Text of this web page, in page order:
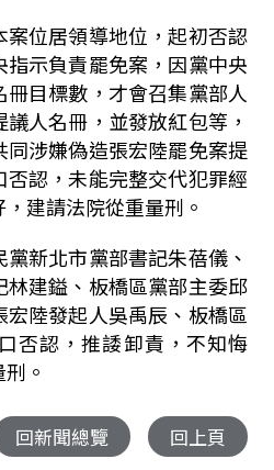
位居領導地位，起初否認
示負責罷免案，因黨中央
目標數，才會召集黨部人
人名冊，並發放紅包等，
涉嫌偽造張宏陸罷免案提
認，未能完整交代犯罪經
建請法院從重量刑。
新北市黨部書記朱蓓儀、
建鎰、板橋區黨部主委邱
陸發起人吳禹辰、板橋區
否認，推諉卸責，不知悔
。
回新聞總覽 回上頁